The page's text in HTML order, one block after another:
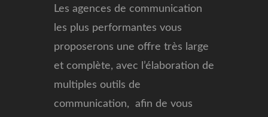
Les agences de communication
les plus performantes vous
proposerons une offre très large
et complète, avec l’élaboration de
multiples outils de
communication, afin de vous